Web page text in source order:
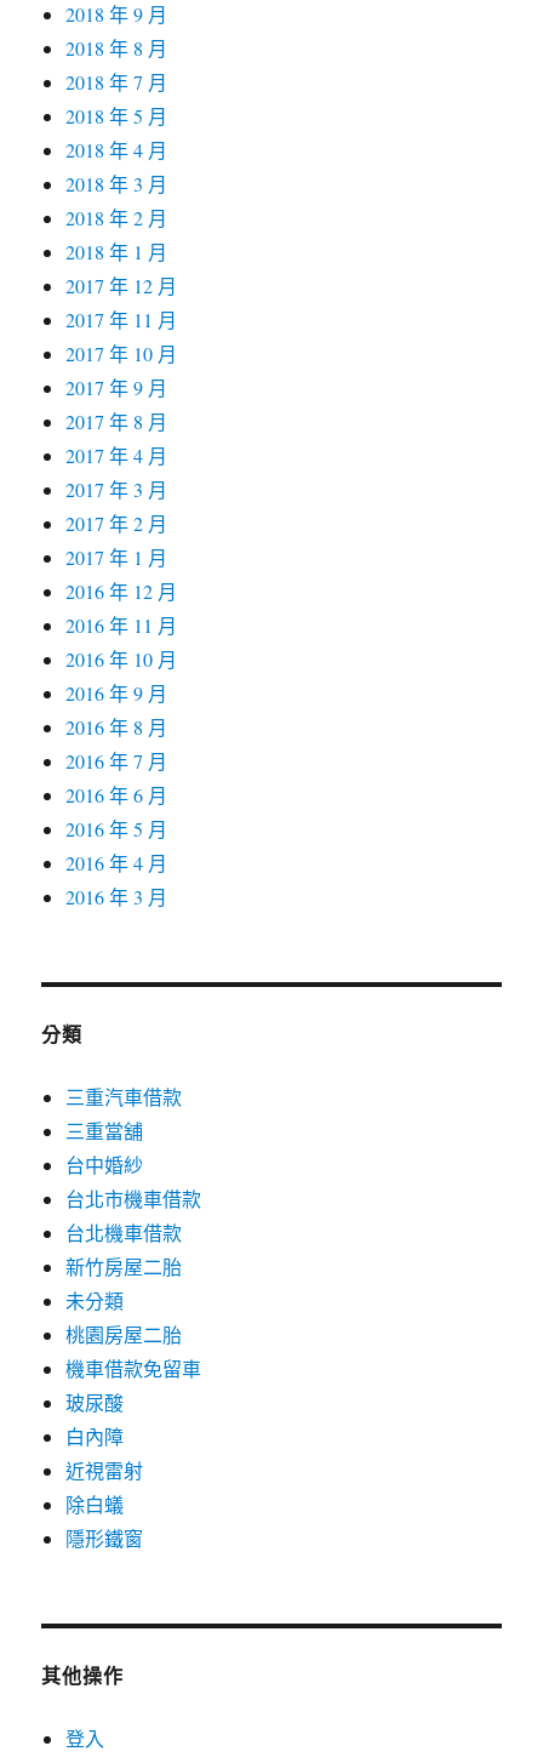
2018 年 9 月
2018 年 8 月
2018 年 7 月
2018 年 5 月
2018 年 4 月
2018 年 3 月
2018 年 2 月
2018 年 1 月
2017 年 12 月
2017 年 11 月
2017 年 10 月
2017 年 9 月
2017 年 8 月
2017 年 4 月
2017 年 3 月
2017 年 2 月
2017 年 1 月
2016 年 12 月
2016 年 11 月
2016 年 10 月
2016 年 9 月
2016 年 8 月
2016 年 7 月
2016 年 6 月
2016 年 5 月
2016 年 4 月
2016 年 3 月
分類
三重汽車借款
三重當舖
台中婚紗
台北市機車借款
台北機車借款
新竹房屋二胎
未分類
桃園房屋二胎
機車借款免留車
玻尿酸
白內障
近視雷射
除白蟻
隱形鐵窗
其他操作
登入